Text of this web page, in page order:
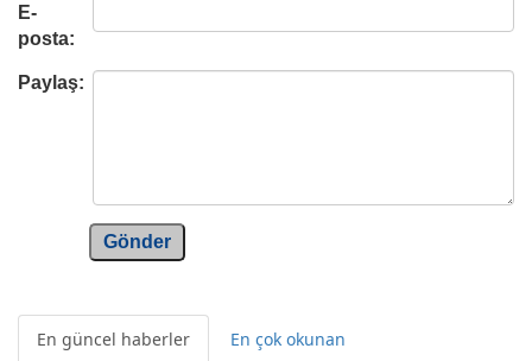
E-
posta:
Paylaş:
Gönder
En güncel haberler En çok okunan